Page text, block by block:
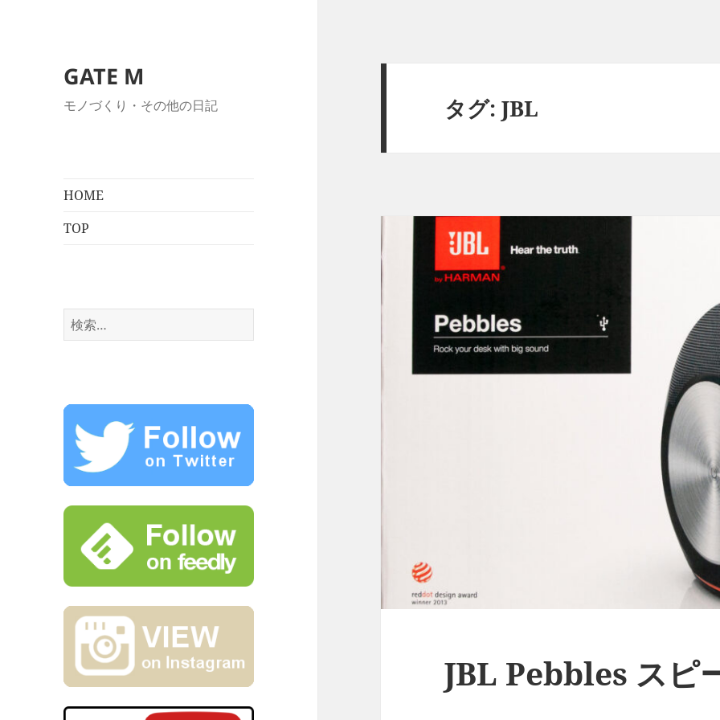
GATE M
モノづくり・その他の日記
HOME
TOP
検
索:
タグ:JBL
JBL Pebbles スピ